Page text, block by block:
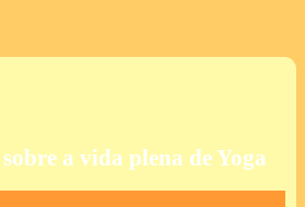
a vida plena de Yoga